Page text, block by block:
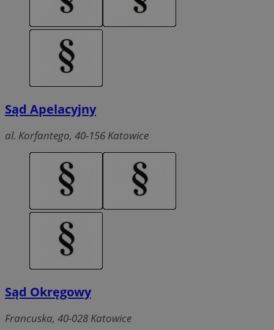
Sąd Apelacyjny
al. Korfantego, 40-156 Katowice
Sąd Okręgowy
Francuska, 40-028 Katowice